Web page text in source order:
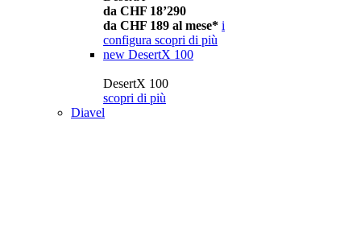
da CHF 18’290
da CHF 189 al mese* i
configura scopri di più
new DesertX 100
DesertX 100
scopri di più
Diavel